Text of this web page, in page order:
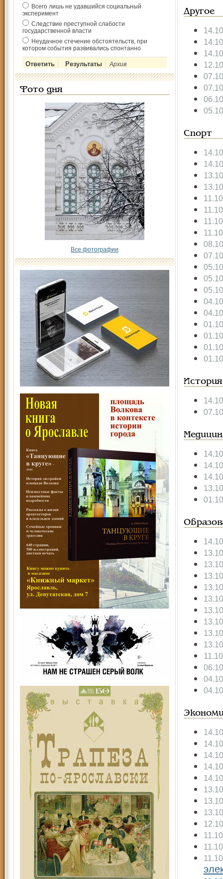
Всего лишь не удавшийся социальный
эксперимент
Следствие преступной слабости
государственной власти
Неудачное стечение обстоятельств, при
котором события развивались спонтанно
Архив
Фото дня
Все фотографии
Другое
Спорт
История